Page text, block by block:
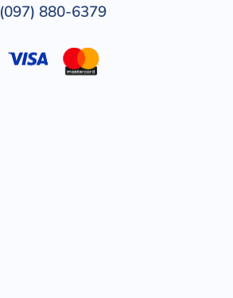
(097) 880-6379